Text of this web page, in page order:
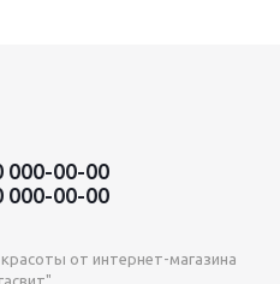
000-00-00
000-00-00
от интернет-магазина